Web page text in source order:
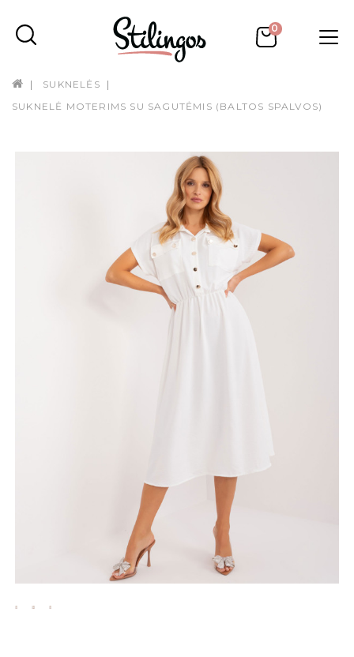
0
SUKNELĖS
SUKNELĖ MOTERIMS SU SAGUTĖMIS (BALTOS SPALVOS)